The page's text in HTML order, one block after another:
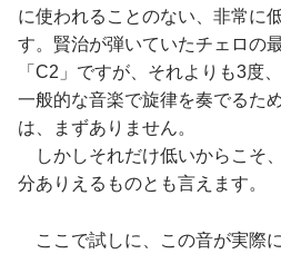
に使われることのない、非常に
す。賢治が弾いていたチェロの
「C2」ですが、それよりも3度
一般的な音楽で旋律を奏でるた
は、まずありません。
しかしそれだけ低いからこそ
分ありえるものとも言えます。
ここで試しに、この音が実際